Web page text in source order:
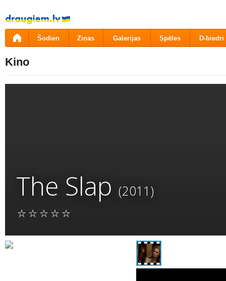
Pāriet
uz
saturu
Šodien Ziņas Galerijas Spēles D-biedri
Kino
The Slap (2011)